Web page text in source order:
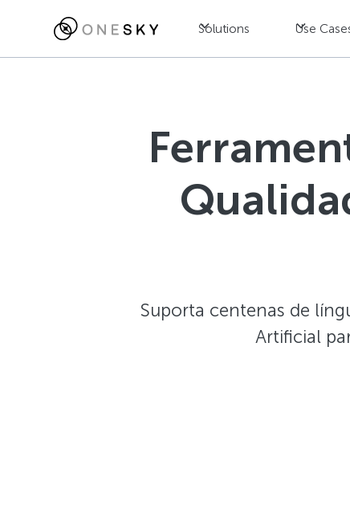
Solutions Use
Suporta centenas de
Artificial